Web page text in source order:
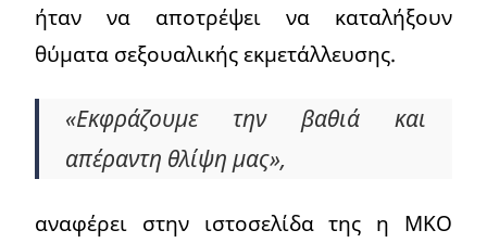
ήταν να αποτρέψει να καταλήξουν
θύματα σεξουαλικής εκμετάλλευσης.
«Εκφράζουμε την βαθιά και
απέραντη θλίψη μας»,
αναφέρει στην ιστοσελίδα της η ΜΚΟ